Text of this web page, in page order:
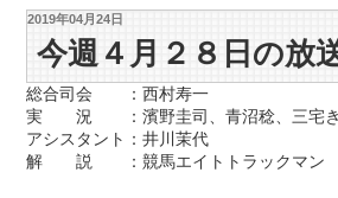
2019年04月24日
今週４月２８日の放
総合司会 ：西村寿一
実 況 ：濱野圭司、青沼稔、三宅き
アシスタント：井川茉代
解 説 ：競馬エイトトラックマン